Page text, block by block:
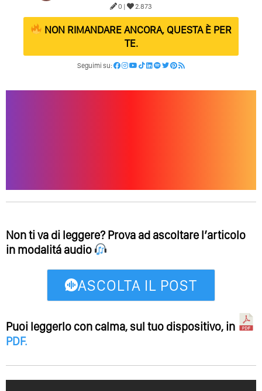
0 |
2.873
NON RIMANDARE ANCORA, QUESTA È PER
TE.
Seguimi su:
Non ti va di leggere? Prova ad ascoltare l’articolo
in modalitá audio
ASCOLTA IL POST
Puoi leggerlo con calma, sul tuo dispositivo, in
PDF.